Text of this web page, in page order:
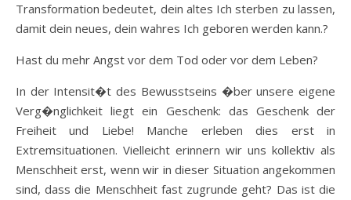
Transformation bedeutet, dein altes Ich sterben zu lassen,
damit dein neues, dein wahres Ich geboren werden kann.?
Hast du mehr Angst vor dem Tod oder vor dem Leben?
In der Intensit�t des Bewusstseins �ber unsere eigene
Verg�nglichkeit liegt ein Geschenk: das Geschenk der
Freiheit und Liebe! Manche erleben dies erst in
Extremsituationen. Vielleicht erinnern wir uns kollektiv als
Menschheit erst, wenn wir in dieser Situation angekommen
sind, dass die Menschheit fast zugrunde geht? Das ist die